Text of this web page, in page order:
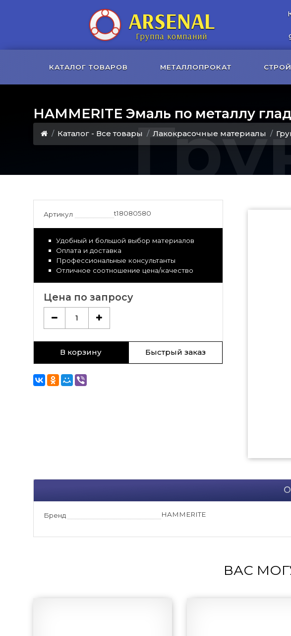
ARSENAL
Группа компаний
КАТАЛОГ ТОВАРОВ МЕТАЛЛОПРОКАТ
HAMMERITE Эмаль по металлу
Каталог - Все товары Лакокрасочные материалы
Артикул t18080580
Удобный и большой выбор материалов
Оплата и доставка
Профессиональные консультанты
Отличное соотношение цена/качество
Цена по запросу
1
В корзину Быстрый заказ
Бренд HAMMERITE
ВАС